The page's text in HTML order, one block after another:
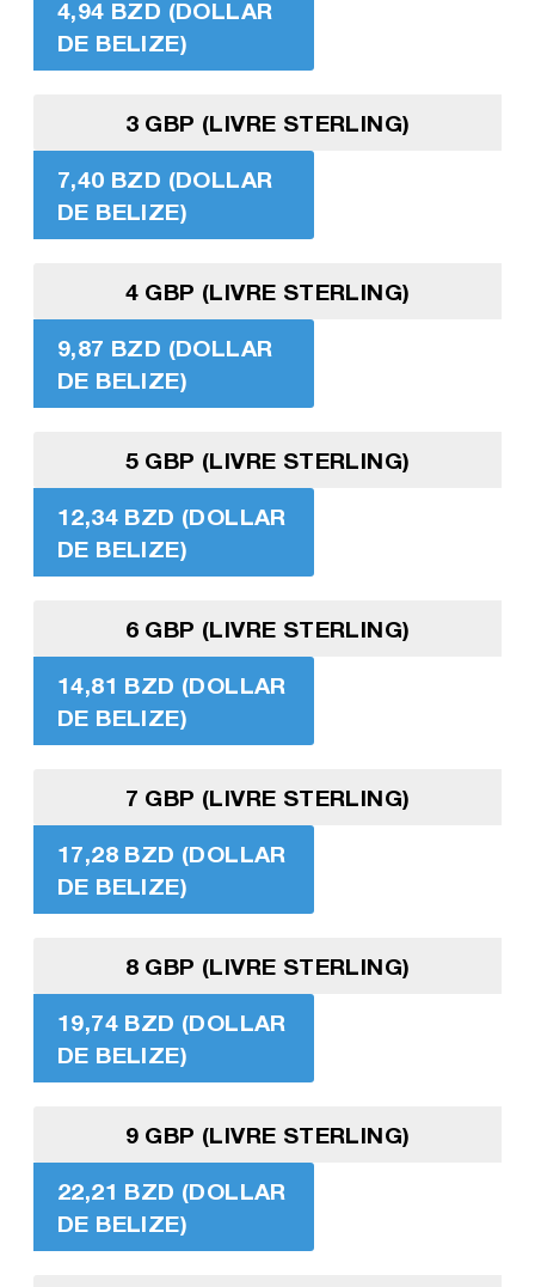
4,94 BZD (DOLLAR
DE BELIZE)
3 GBP (LIVRE STERLING)
7,40 BZD (DOLLAR
DE BELIZE)
4 GBP (LIVRE STERLING)
9,87 BZD (DOLLAR
DE BELIZE)
5 GBP (LIVRE STERLING)
12,34 BZD (DOLLAR
DE BELIZE)
6 GBP (LIVRE STERLING)
14,81 BZD (DOLLAR
DE BELIZE)
7 GBP (LIVRE STERLING)
17,28 BZD (DOLLAR
DE BELIZE)
8 GBP (LIVRE STERLING)
19,74 BZD (DOLLAR
DE BELIZE)
9 GBP (LIVRE STERLING)
22,21 BZD (DOLLAR
DE BELIZE)